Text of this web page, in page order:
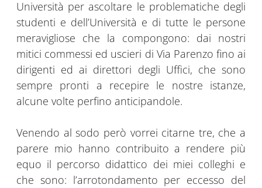
Università per ascoltare le problematiche degli
studenti e dell’Università e di tutte le persone
meravigliose che la compongono: dai nostri
mitici commessi ed uscieri di Via Parenzo fino ai
dirigenti ed ai direttori degli Uffici, che sono
sempre pronti a recepire le nostre istanze,
alcune volte perfino anticipandole.
Venendo al sodo però vorrei citarne tre, che a
parere mio hanno contribuito a rendere più
equo il percorso didattico dei miei colleghi e
che sono: l’arrotondamento per eccesso del